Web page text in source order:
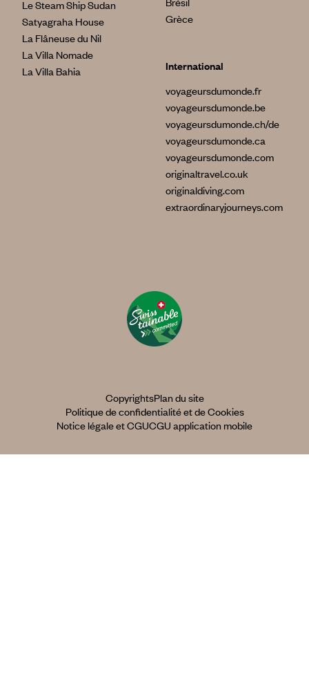
Le Steam Ship Sudan
Satyagraha House
La Flâneuse du Nil
La Villa Nomade
La Villa Bahia
Grèce
International
voyageursdumonde.fr
voyageursdumonde.be
voyageursdumonde.ch/de
voyageursdumonde.ca
voyageursdumonde.com
originaltravel.co.uk
originaldiving.com
extraordinaryjourneys.com
CopyrightsPlan du site
Politique de confidentialité et de Cookies
Notice légale et CGUCGU application mobile